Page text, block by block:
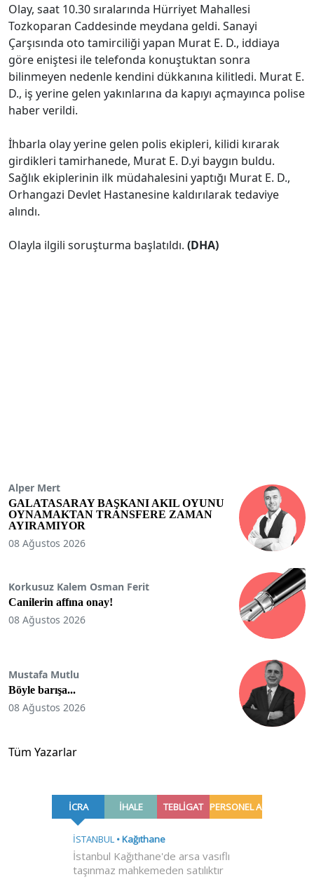
Olay, saat 10.30 sıralarında Hürriyet Mahallesi
Tozkoparan Caddesinde meydana geldi. Sanayi
Çarşısında oto tamirciliği yapan Murat E. D., iddiaya
göre eniştesi ile telefonda konuştuktan sonra
bilinmeyen nedenle kendini dükkanına kilitledi. Murat E.
D., iş yerine gelen yakınlarına da kapıyı açmayınca polise
haber verildi.
İhbarla olay yerine gelen polis ekipleri, kilidi kırarak
girdikleri tamirhanede, Murat E. D.yi baygın buldu.
Sağlık ekiplerinin ilk müdahalesini yaptığı Murat E. D.,
Orhangazi Devlet Hastanesine kaldırılarak tedaviye
alındı.
Olayla ilgili soruşturma başlatıldı. (DHA)
Alper Mert
GALATASARAY BAŞKANI AKIL OYUNU
OYNAMAKTAN TRANSFERE ZAMAN
AYIRAMIYOR
08 Ağustos 2026
Korkusuz Kalem Osman Ferit
Canilerin affına onay!
08 Ağustos 2026
Mustafa Mutlu
Böyle barışa...
08 Ağustos 2026
Tüm Yazarlar